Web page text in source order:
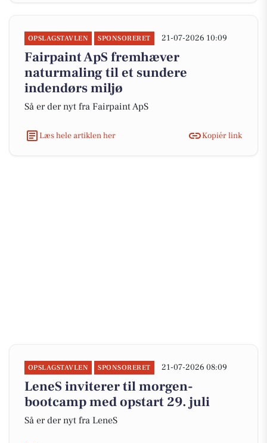
OPSLAGSTAVLEN SPONSORERET 21-07-2026 10:09
Fairpaint ApS fremhæver
naturmaling til et sundere
indendørs miljø
Så er der nyt fra Fairpaint ApS
Læs hele artiklen her Kopiér link
OPSLAGSTAVLEN SPONSORERET 21-07-2026 08:09
LeneS inviterer til morgen-
bootcamp med opstart 29. juli
Så er der nyt fra LeneS